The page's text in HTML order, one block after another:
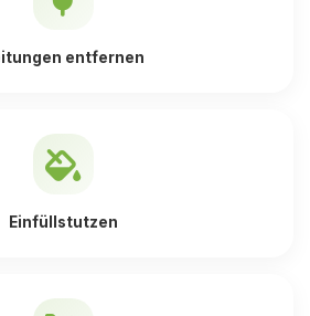
entfernen
Einfüllstutzen